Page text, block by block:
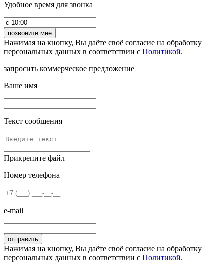
Удобное время для звонка
Нажимая на кнопку, Вы даёте своё согласие на обработку
персональных данных в соответствии с Политикой.
запросить коммерческое предложение
Ваше имя
Текст сообщения
Прикрепите файл
Номер телефона
e-mail
Нажимая на кнопку, Вы даёте своё согласие на обработку
персональных данных в соответствии с Политикой.